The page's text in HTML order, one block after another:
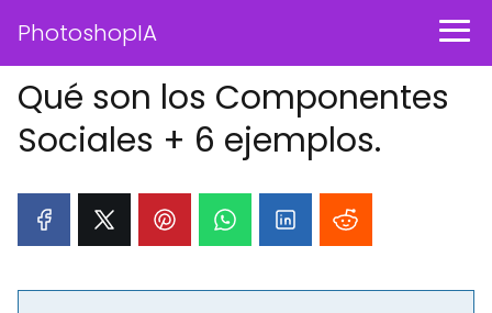
PhotoshopIA
Qué son los Componentes
Sociales + 6 ejemplos.